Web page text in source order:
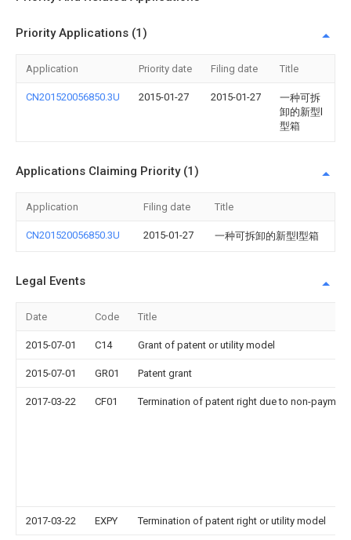
Priority Applications (1)
Application Priority date Filing date Title
CN201520056850.3U 2015-01-27 2015-01-27
一种可拆
卸的新型l
型箱
Applications Claiming Priority (1)
Application Filing date Title
CN201520056850.3U 2015-01-27 一种可拆卸的新型l型箱
Legal Events
Date Code Title
2015-07-01 C14 Grant of patent or utility model
2015-07-01 GR01 Patent grant
2017-03-22 CF01 Termination of patent right due to non-
2017-03-22 EXPY Termination of patent right or utility model